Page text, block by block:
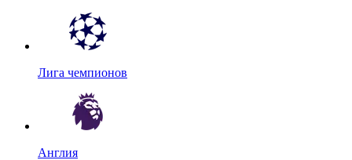
Лига чемпионов
Англия